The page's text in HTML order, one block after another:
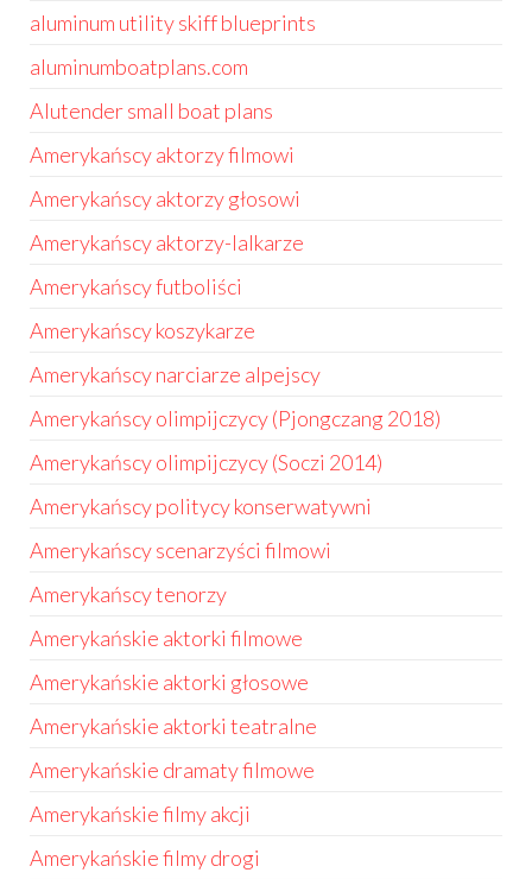
aluminum utility skiff blueprints
aluminumboatplans.com
Alutender small boat plans
Amerykańscy aktorzy filmowi
Amerykańscy aktorzy głosowi
Amerykańscy aktorzy-lalkarze
Amerykańscy futboliści
Amerykańscy koszykarze
Amerykańscy narciarze alpejscy
Amerykańscy olimpijczycy (Pjongczang 2018)
Amerykańscy olimpijczycy (Soczi 2014)
Amerykańscy politycy konserwatywni
Amerykańscy scenarzyści filmowi
Amerykańscy tenorzy
Amerykańskie aktorki filmowe
Amerykańskie aktorki głosowe
Amerykańskie aktorki teatralne
Amerykańskie dramaty filmowe
Amerykańskie filmy akcji
Amerykańskie filmy drogi